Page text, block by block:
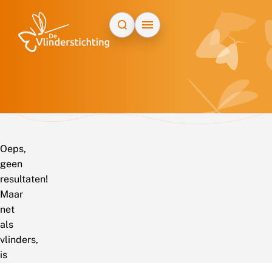
Oeps,
geen
resultaten!
Maar
net
als
vlinders,
is